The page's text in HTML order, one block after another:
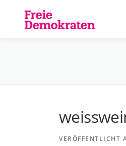
springen
VERÖFFENTLICHT